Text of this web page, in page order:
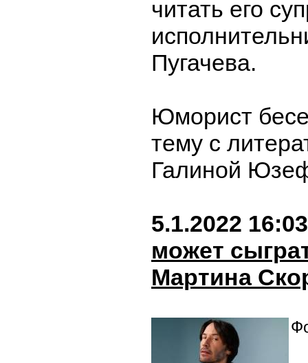
читать его
Пугачева.
Юморист
тему с
Галиной
5.1.2022 16:03
может
Мартина